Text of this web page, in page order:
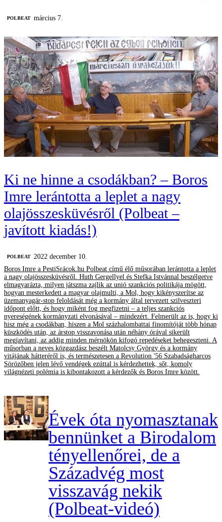
‎POLBEAT március 7.
Ki ne hinne a csodákban? – Boros
Imre lerántotta a leplet a nagy
olajösszesküvésről (Polbeat –
javított kiadás!)
‎POLBEAT
2022 december 10.
Boros Imre a PestiSrácok.hu Polbeat című élő műsorában lerántotta a leplet
a nagy olajösszesküvésről. Huth Gergellyel és Stefka Istvánnal beszélgetve
elmagyarázta, milyen játszma zajlik az unió szankciós politikája mögött,
hogyan mesterkedett a magyar olajmulti, a Mol, hogy kikényszerítse az
üzemanyagár-stop feloldását még a kormány által tervezett szilveszteri
időpont előtt, és hogy miként fog megfizetni – a teljes szankciós
nyereségének kormányzati elvonásával – mindezért. Felmerült az is, hogy ki
hisz még a csodákban, hiszen a Mol százhalombattai finomítóját több hónap
küszködés után, az árstop visszavonása után néhány órával sikerült
megjavítani, az addig minden mérnökön kifogó repedéseket behegeszteni. A
műsorban a neves közgazdász beszélt Matolcsy György és a kormány
vitájának hátteréről is, és természetesen a Revolution '56 Szabadságharcos
Sörözőben jelen lévő vendégek ezúttal is kérdezhettek, sőt, komoly
világnézeti polémia is kibontakozott a kérdezők és Boros Imre között.
Évek óta nyomasztanak
bennünket a Birodalom
tényellenőrei, de a
Századvég most
visszavág nekik
(Polbeat-videó)